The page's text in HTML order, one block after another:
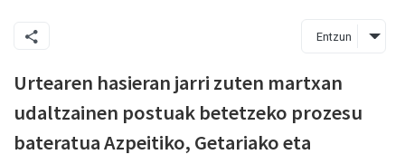
Entzun
Urtearen hasieran jarri zuten martxan
udaltzainen postuak betetzeko prozesu
bateratua Azpeitiko, Getariako eta